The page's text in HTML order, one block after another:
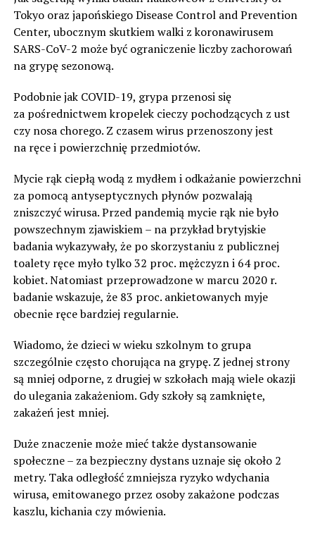
Tokyo oraz japońskiego Disease Control and Prevention
Center, ubocznym skutkiem walki z koronawirusem
SARS-CoV-2 może być ograniczenie liczby zachorowań
na grypę sezonową.
Podobnie jak COVID-19, grypa przenosi się
za pośrednictwem kropelek cieczy pochodzących z ust
czy nosa chorego. Z czasem wirus przenoszony jest
na ręce i powierzchnię przedmiotów.
Mycie rąk ciepłą wodą z mydłem i odkażanie powierzchni
za pomocą antyseptycznych płynów pozwalają
zniszczyć wirusa. Przed pandemią mycie rąk nie było
powszechnym zjawiskiem – na przykład brytyjskie
badania wykazywały, że po skorzystaniu z publicznej
toalety ręce myło tylko 32 proc. mężczyzn i 64 proc.
kobiet. Natomiast przeprowadzone w marcu 2020 r.
badanie wskazuje, że 83 proc. ankietowanych myje
obecnie ręce bardziej regularnie.
Wiadomo, że dzieci w wieku szkolnym to grupa
szczególnie często chorująca na grypę. Z jednej strony
są mniej odporne, z drugiej w szkołach mają wiele okazji
do ulegania zakażeniom. Gdy szkoły są zamknięte,
zakażeń jest mniej.
Duże znaczenie może mieć także dystansowanie
społeczne – za bezpieczny dystans uznaje się około 2
metry. Taka odległość zmniejsza ryzyko wdychania
wirusa, emitowanego przez osoby zakażone podczas
kaszlu, kichania czy mówienia.